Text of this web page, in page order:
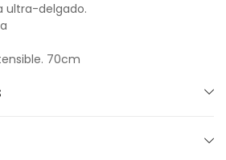
ultra-delgado.
70cm